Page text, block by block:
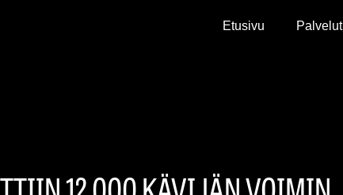
Etusivu Palvelut